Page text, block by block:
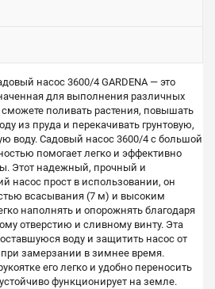
насос 3600/4 GARDENA — это
для выполнения различных
поливать растения, повышать
из пруда и перекачивать грунтовую,
воду. Садовый насос 3600/4 с большой
помогает легко и эффективно
Этот надежный, прочный и
насос прост в использовании, он
всасывания (7 м) и высоким
наполнять и опорожнять благодаря
отверстию и сливному винту. Эта
воду и защитить насос от
замерзании в зимнее время.
его легко и удобно переносить
функционирует на земле.